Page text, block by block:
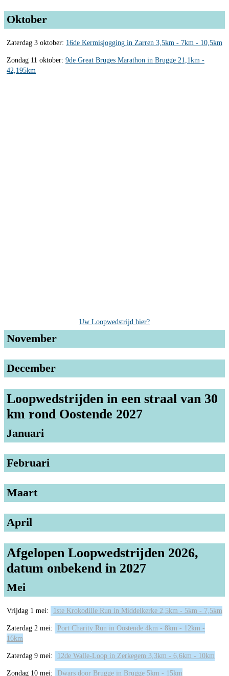
Oktober
Zaterdag 3 oktober: 16de Kermisjogging in Zarren 3,5km - 7km - 10,5km
Zondag 11 oktober: 9de Great Bruges Marathon in Brugge 21,1km -
42,195km
Uw Loopwedstrijd hier?
November
December
Loopwedstrijden in een straal van 30
km rond Oostende 2027
Januari
Februari
Maart
April
Afgelopen Loopwedstrijden 2026,
datum onbekend in 2027
Mei
Vrijdag 1 mei: 1ste Krokodille Run in Middelkerke 2,5km - 5km - 7,5km
Zaterdag 2 mei:
Port Charity Run in Oostende 4km - 8km - 12km -
16km
Zaterdag 9 mei: 12de Walle-Loop in Zerkegem 3,3km - 6,6km - 10km
Zondag 10 mei: Dwars door Brugge in Brugge 5km - 15km